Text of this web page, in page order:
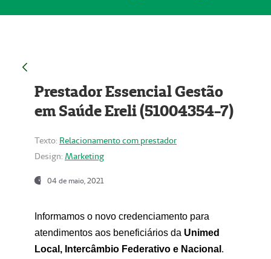
Prestador Essencial Gestão
em Saúde Ereli (51004354-7)
Texto: Relacionamento com prestador
Design: Marketing
04 de maio, 2021
Informamos o novo credenciamento para
atendimentos aos beneficiários da Unimed
Local, Intercâmbio Federativo e Nacional .